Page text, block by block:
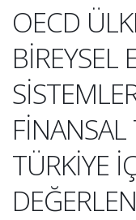
OECD
BİREYSEL
FİNANSAL
TÜRKİYE